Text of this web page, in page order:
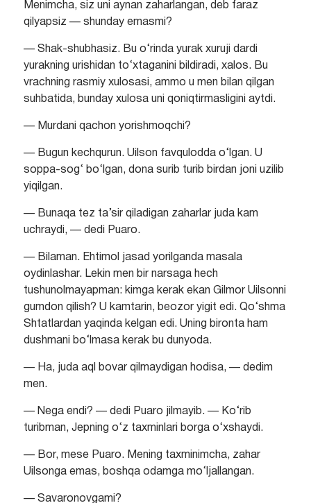
Menimcha, siz uni aynan zaharlangan, deb faraz
qilyapsiz — shunday emasmi?
— Shak-shubhasiz. Bu o‘rinda yurak xuruji dardi
yurakning urishidan to‘xtaganini bildiradi, xalos. Bu
vrachning rasmiy xulosasi, ammo u men bilan qilgan
suhbatida, bunday xulosa uni qoniqtirmasligini aytdi.
— Murdani qachon yorishmoqchi?
— Bugun kechqurun. Uilson favqulodda o‘lgan. U
soppa-sog‘ bo‘lgan, dona surib turib birdan joni uzilib
yiqilgan.
— Bunaqa tez ta’sir qiladigan zaharlar juda kam
uchraydi, — dedi Puaro.
— Bilaman. Ehtimol jasad yorilganda masala
oydinlashar. Lekin men bir narsaga hech
tushunolmayapman: kimga kerak ekan Gilmor Uilsonni
gumdon qilish? U kamtarin, beozor yigit edi. Qo‘shma
Shtatlardan yaqinda kelgan edi. Uning bironta ham
dushmani bo‘lmasa kerak bu dunyoda.
— Ha, juda aql bovar qilmaydigan hodisa, — dedim
men.
— Nega endi? — dedi Puaro jilmayib. — Ko‘rib
turibman, Jepning o‘z taxminlari borga o‘xshaydi.
— Bor, mese Puaro. Mening taxminimcha, zahar
Uilsonga emas, boshqa odamga mo‘ljallangan.
— Savaronovgami?